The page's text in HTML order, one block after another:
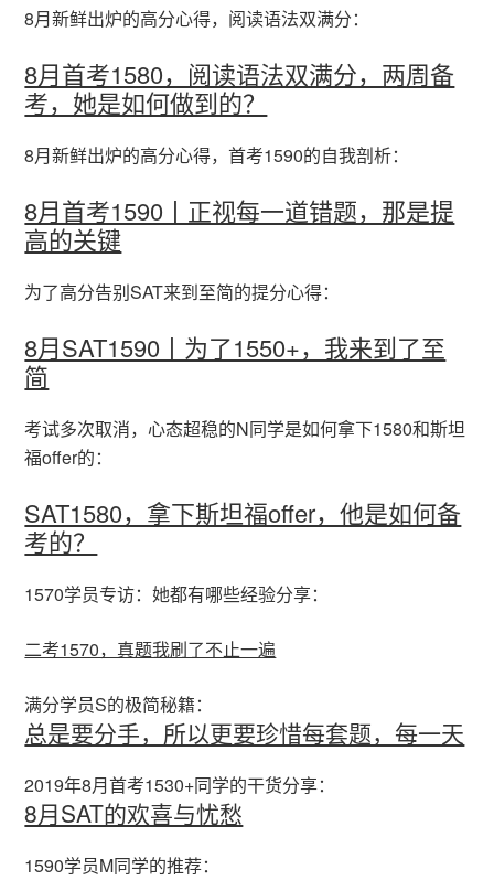
8月新鲜出炉的高分心得，阅读语法双满分：
8月首考1580，阅读语法双满分，两周备
考，她是如何做到的？
8月新鲜出炉的高分心得，首考1590的自我剖析：
8月首考1590丨正视每一道错题，那是提
高的关键
为了高分告别SAT来到至简的提分心得：
8月SAT1590丨为了1550+，我来到了至
简
考试多次取消，心态超稳的N同学是如何拿下1580和斯坦
福offer的：
SAT1580，拿下斯坦福offer，他是如何备
考的？
1570学员专访：她都有哪些经验分享：
二考1570，真题我刷了不止一遍
满分学员S的极简秘籍：
总是要分手，所以更要珍惜每套题，每一天
2019年8月首考1530+同学的干货分享：
8月SAT的欢喜与忧愁
1590学员M同学的推荐：